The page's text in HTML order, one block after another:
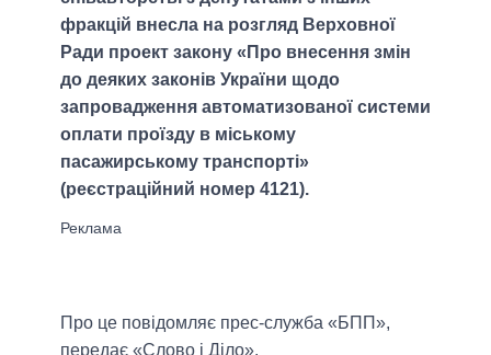
фракцій внесла на розгляд Верховної
Ради проект закону «Про внесення змін
до деяких законів України щодо
запровадження автоматизованої системи
оплати проїзду в міському
пасажирському транспорті»
(реєстраційний номер 4121).
Про це повідомляє прес-служба «БПП»,
передає «Слово і Діло».